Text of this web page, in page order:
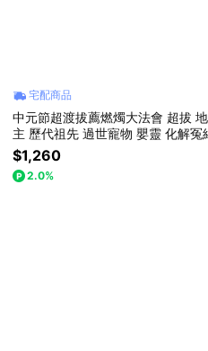
宅配商品
中元節超渡拔薦燃燭大法會 超拔
主 歷代祖先 過世寵物 嬰靈 化解冤
$1,260
2.0%